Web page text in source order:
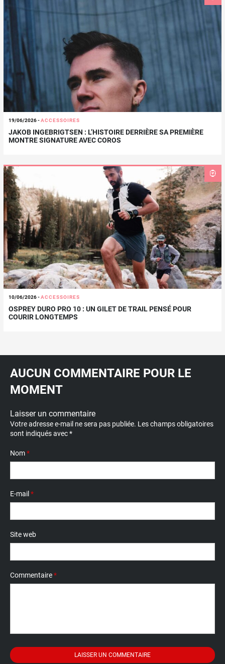
19/06/2026-ACCESSOIRES
JAKOB INGEBRIGTSEN : L’HISTOIRE DERRIÈRE SA PREMIÈRE
MONTRE SIGNATURE AVEC COROS
10/06/2026-ACCESSOIRES
OSPREY DURO PRO 10 : UN GILET DE TRAIL PENSÉ POUR
COURIR LONGTEMPS
AUCUN COMMENTAIRE POUR LE
MOMENT
Laisser un commentaire
Votre adresse e-mail ne sera pas publiée. Les champs obligatoires
sont indiqués avec*
Nom*
E-mail *
Site web
Commentaire*